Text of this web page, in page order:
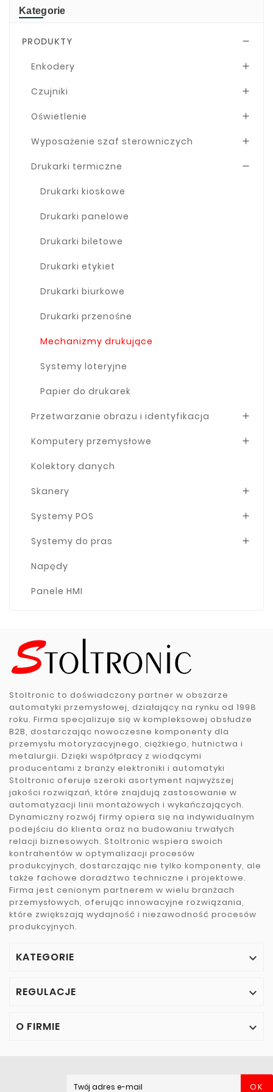
Kategorie
PRODUKTY 
Enkodery 
Czujniki 
Oświetlenie 
Wyposażenie szaf sterowniczych 
Drukarki termiczne 
Drukarki kioskowe
Drukarki panelowe
Drukarki biletowe
Drukarki etykiet
Drukarki biurkowe
Drukarki przenośne
Mechanizmy drukujące
Systemy loteryjne
Papier do drukarek
Przetwarzanie obrazu i identyfikacja 
Komputery przemysłowe 
Kolektory danych
Skanery 
Systemy POS 
Systemy do pras 
Napędy
Panele HMI
Stoltronic to doświadczony partner w obszarze
automatyki przemysłowej, działający na rynku od 1998
roku. Firma specjalizuje się w kompleksowej obsłudze
B2B, dostarczając nowoczesne komponenty dla
przemysłu motoryzacyjnego, ciężkiego, hutnictwa i
metalurgii. Dzięki współpracy z wiodącymi
producentami z branży elektroniki i automatyki
Stoltronic oferuje szeroki asortyment najwyższej
jakości rozwiązań, które znajdują zastosowanie w
automatyzacji linii montażowych i wykańczających.
Dynamiczny rozwój firmy opiera się na indywidualnym
podejściu do klienta oraz na budowaniu trwałych
relacji biznesowych. Stoltronic wspiera swoich
kontrahentów w optymalizacji procesów
produkcyjnych, dostarczając nie tylko komponenty, ale
także fachowe doradztwo techniczne i projektowe.
Firma jest cenionym partnerem w wielu branżach
przemysłowych, oferując innowacyjne rozwiązania,
które zwiększają wydajność i niezawodność procesów
produkcyjnych.
KATEGORIE 
REGULACJE 
O FIRMIE 
OK